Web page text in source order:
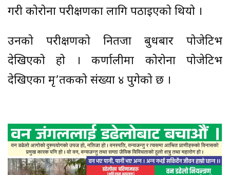
गरी कोरोना परीक्षणका लागि पठाइएको थियो ।
उनको परीक्षणको नितजा बुधबार पोजेटिभ
देखिएको हो । कर्णालीमा कोरोना पोजेटिभ
देखिएका मृ’तकको संख्या ४ पुगेको छ ।